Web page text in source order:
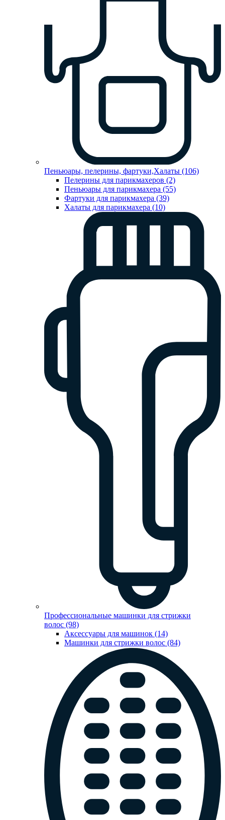
Пеньюары, пелерины, фартуки,Халаты (106)
Пелерины для парикмахеров (2)
Пеньюары для парикмахера (55)
Фартуки для парикмахера (39)
Халаты для парикмахера (10)
Профессиональные машинки для стрижки
волос (98)
Аксессуары для машинок (14)
Машинки для стрижки волос (84)